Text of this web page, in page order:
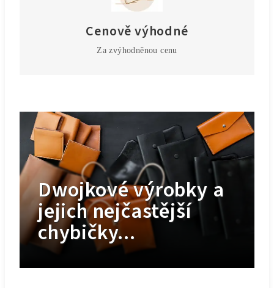
Cenově výhodné
Za zvýhodněnou cenu
Dwojkové výrobky a
jejich nejčastější
chybičky...